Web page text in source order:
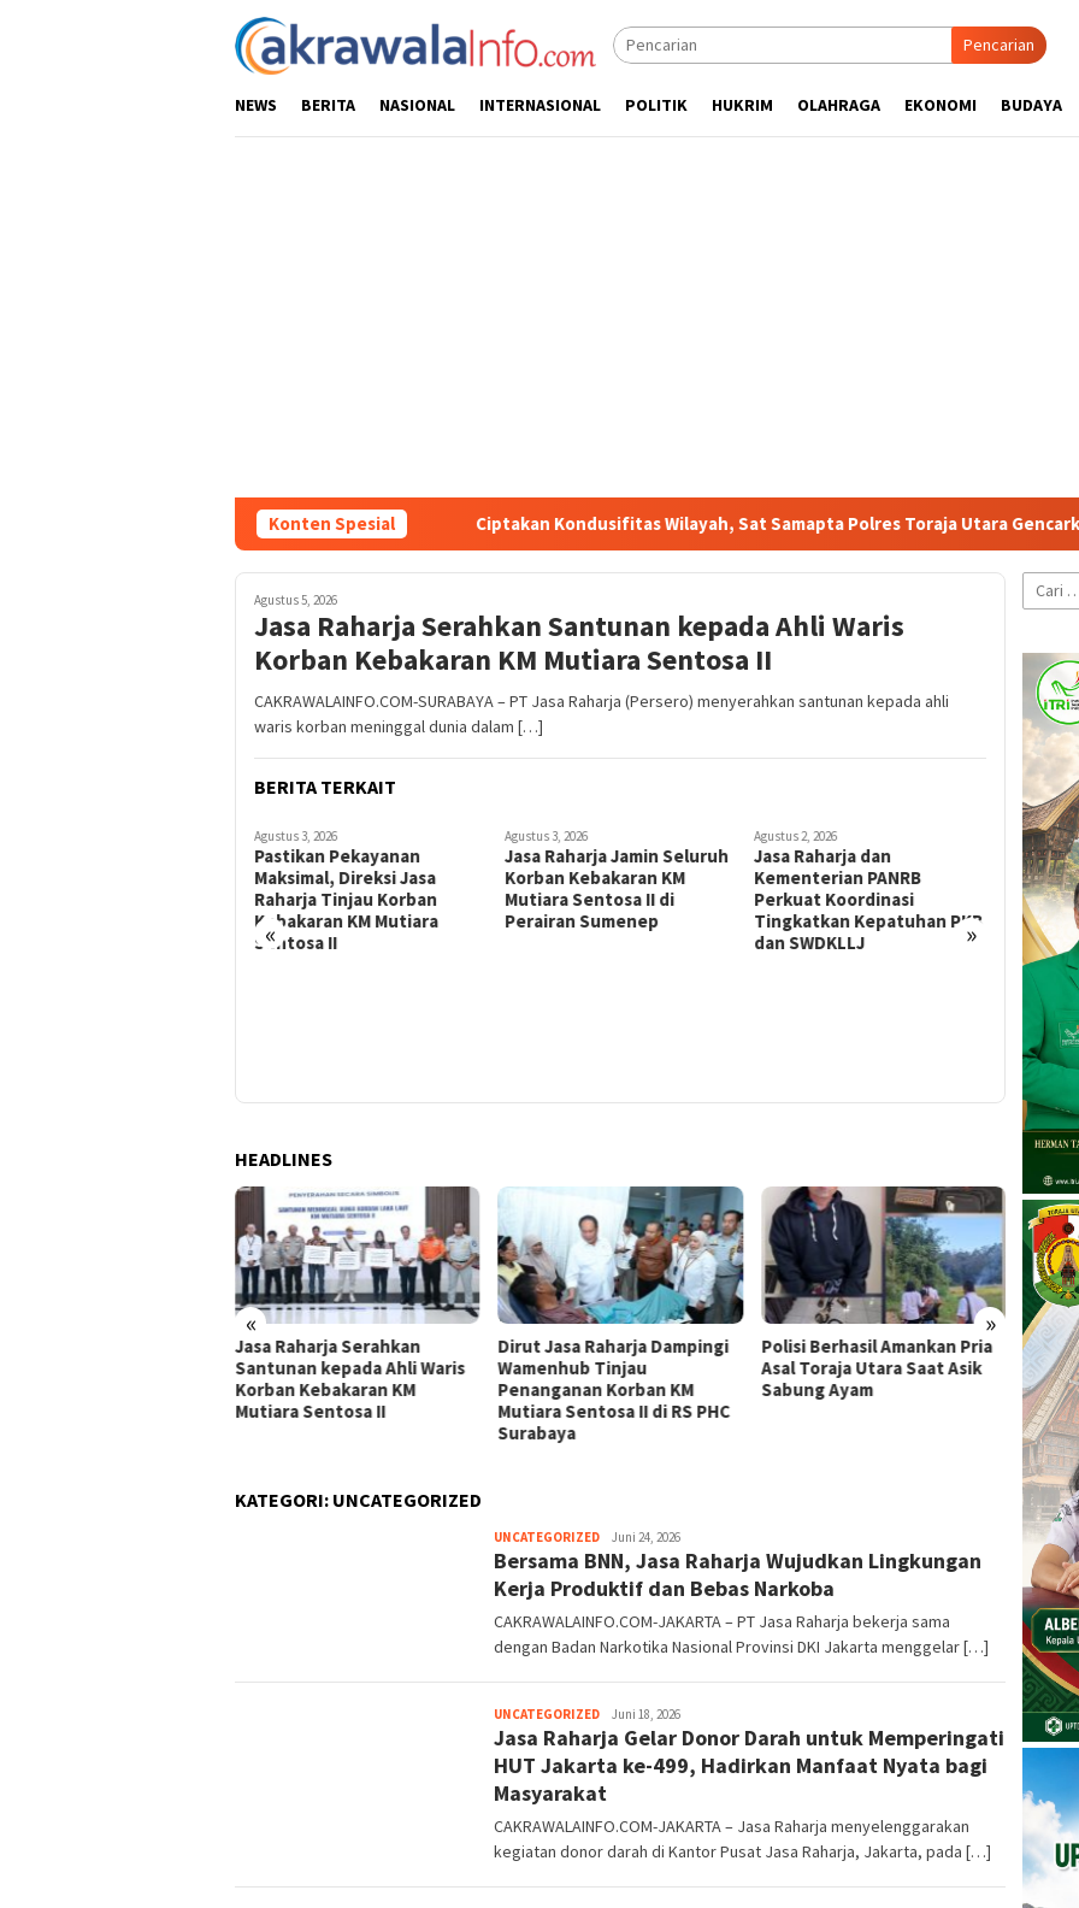
Pencarian
NEWS BERITA NASIONAL INTERNASIONAL POLITIK HUKRIM OLAHRAGA EKONOMI BUDAYA
Konten Spesial
Ciptakan Kondusifitas Wilayah, Sat Samapta Polres Toraja Utara Gencarkan Patroli Dialogis
Agustus 5, 2026
Jasa Raharja Serahkan Santunan kepada Ahli Waris
Korban Kebakaran KM Mutiara Sentosa II
CAKRAWALAINFO.COM-SURABAYA – PT Jasa Raharja (Persero) menyerahkan santunan kepada ahli
waris korban meninggal dunia dalam […]
BERITA TERKAIT
« »
Agustus 3, 2026
Pastikan Pekayanan
Maksimal, Direksi Jasa
Raharja Tinjau Korban
Kebakaran KM Mutiara
Sentosa II
Agustus 3, 2026
Jasa Raharja Jamin Seluruh
Korban Kebakaran KM
Mutiara Sentosa II di
Perairan Sumenep
Agustus 2, 2026
Jasa Raharja dan
Kementerian PANRB
Perkuat Koordinasi
Tingkatkan Kepatuhan PKB
dan SWDKLLJ
Juli 31, 2026
Raih
Awards
HEADLINES
« »
Jasa Raharja Serahkan
Santunan kepada Ahli Waris
Korban Kebakaran KM
Mutiara Sentosa II
Dirut Jasa Raharja Dampingi
Wamenhub Tinjau
Penanganan Korban KM
Mutiara Sentosa II di RS PHC
Surabaya
Polisi Berhasil Amankan Pria
Asal Toraja Utara Saat Asik
Sabung Ayam
Korek
KATEGORI: UNCATEGORIZED
UNCATEGORIZED Kusuma
Perwira
Juni 24, 2026
Bersama BNN, Jasa Raharja Wujudkan Lingkungan
Kerja Produktif dan Bebas Narkoba
CAKRAWALAINFO.COM-JAKARTA – PT Jasa Raharja bekerja sama
dengan Badan Narkotika Nasional Provinsi DKI Jakarta menggelar […]
UNCATEGORIZED Kusuma
Perwira
Juni 18, 2026
Jasa Raharja Gelar Donor Darah untuk Memperingati
HUT Jakarta ke-499, Hadirkan Manfaat Nyata bagi
Masyarakat
CAKRAWALAINFO.COM-JAKARTA – Jasa Raharja menyelenggarakan
kegiatan donor darah di Kantor Pusat Jasa Raharja, Jakarta, pada […]
Cari
untuk: